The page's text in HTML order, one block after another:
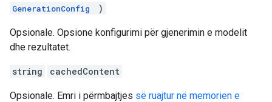
GenerationConfig )
Opsionale. Opsione konfigurimi për gjenerimin e modelit
dhe rezultatet.
string cachedContent
Opsionale. Emri i përmbajtjes së ruajtur në memorien e